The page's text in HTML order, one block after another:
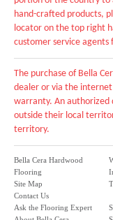
hand-crafted products,
locator on the top right
customer service
The purchase of Bella
dealer or via the
warranty. An authorized
outside their local
territory.
Bella Cera Hardwood
Flooring
Site Map
Contact Us
Ask the Flooring Expert